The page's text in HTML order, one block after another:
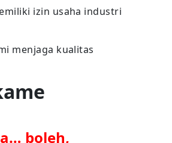
izin usaha industri
menjaga kualitas
boleh,